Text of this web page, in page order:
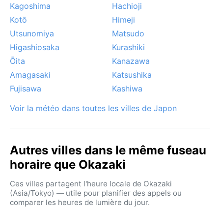
Kagoshima
Hachioji
Kotō
Himeji
Utsunomiya
Matsudo
Higashiosaka
Kurashiki
Ōita
Kanazawa
Amagasaki
Katsushika
Fujisawa
Kashiwa
Voir la météo dans toutes les villes de Japon
Autres villes dans le même fuseau
horaire que Okazaki
Ces villes partagent l'heure locale de Okazaki
(Asia/Tokyo) — utile pour planifier des appels ou
comparer les heures de lumière du jour.